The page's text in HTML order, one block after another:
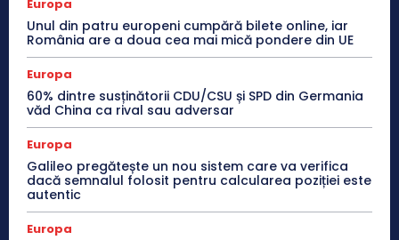
Europa
Unul din patru europeni cumpără bilete online, iar
România are a doua cea mai mică pondere din UE
Europa
60% dintre susținătorii CDU/CSU și SPD din Germania
văd China ca rival sau adversar
Europa
Galileo pregătește un nou sistem care va verifica
dacă semnalul folosit pentru calcularea poziției este
autentic
Europa